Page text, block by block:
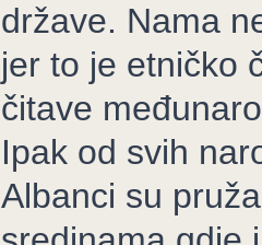
države. Nama
jer to je etničko
čitave
Ipak od svih
Albanci su